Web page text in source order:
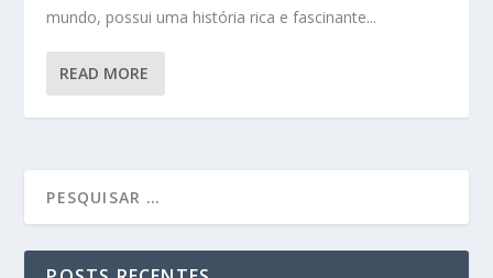
mundo, possui uma história rica e fascinante...
READ MORE